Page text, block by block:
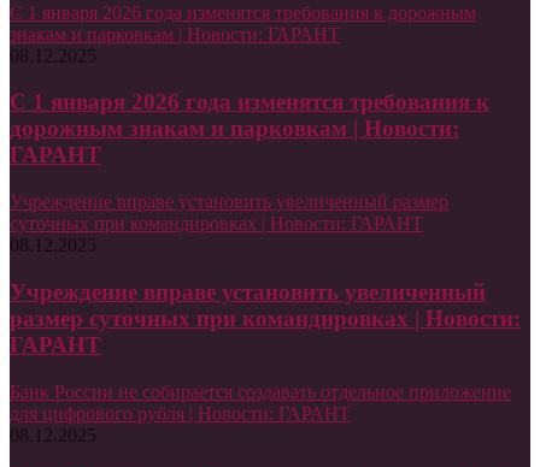
С 1 января 2026 года изменятся требования к дорожным
знакам и парковкам | Новости: ГАРАНТ
08.12.2025
С 1 января 2026 года изменятся требования к
дорожным знакам и парковкам | Новости:
ГАРАНТ
Учреждение вправе установить увеличенный размер
суточных при командировках | Новости: ГАРАНТ
08.12.2025
Учреждение вправе установить увеличенный
размер суточных при командировках | Новости:
ГАРАНТ
Банк России не собирается создавать отдельное приложение
для цифрового рубля | Новости: ГАРАНТ
08.12.2025